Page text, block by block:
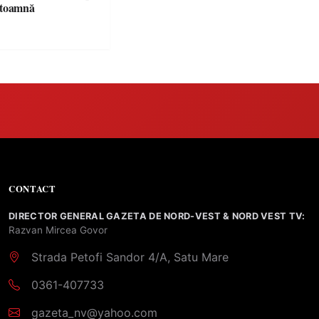
CONTACT
DIRECTOR GENERAL GAZETA DE NORD-VEST & NORD VEST TV:
Razvan Mircea Govor
Strada Petofi Sandor 4/A, Satu Mare
0361-407733
gazeta_nv@yahoo.com